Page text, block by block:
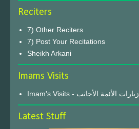
Reciters
7) Other Reciters
7) Post Your Recitations
Sheikh Arkani
Imams Visits
Imam's Visits - زيارات الأئمة الأجانب
Latest Stuff